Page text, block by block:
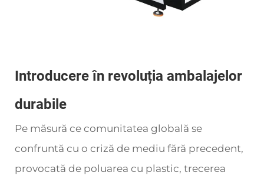
Introducere în revoluția ambalajelor
durabile
Pe măsură ce comunitatea globală se
confruntă cu o criză de mediu fără precedent,
provocată de poluarea cu plastic, trecerea